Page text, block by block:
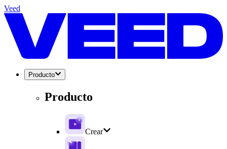
Veed
Producto
Producto
Crear